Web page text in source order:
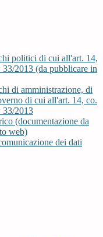
politici di cui all'art. 14,
2013 (da pubblicare in
di amministrazione, di
di cui all'art. 14, co.
33/2013
(documentazione da
web)
dei dati